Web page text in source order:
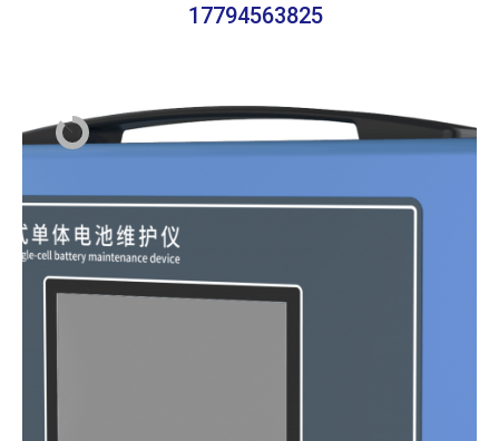
17794563825